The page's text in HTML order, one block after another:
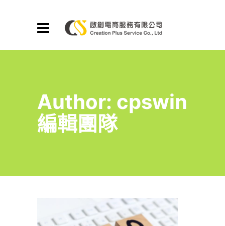
Author: cpswin
編輯團隊